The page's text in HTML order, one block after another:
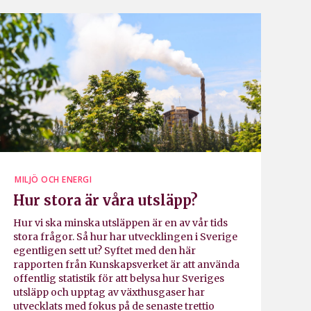
MILJÖ OCH ENERGI
Hur stora är våra utsläpp?
Hur vi ska minska utsläppen är en av vår tids
stora frågor. Så hur har utvecklingen i Sverige
egentligen sett ut? Syftet med den här
rapporten från Kunskapsverket är att använda
offentlig statistik för att belysa hur Sveriges
utsläpp och upptag av växthusgaser har
utvecklats med fokus på de senaste trettio